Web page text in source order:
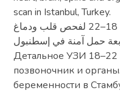
scan in Istanbul, Turkey.
السونار التفصيلي بين الأسبوع 18–22 لفحص قلب ودماغ
Детальное УЗИ 18–22
позвоночник и
беременности в